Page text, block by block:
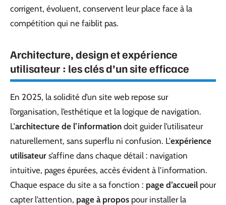
corrigent, évoluent, conservent leur place face à la
compétition qui ne faiblit pas.
Architecture, design et expérience
utilisateur : les clés d’un site efficace
En 2025, la solidité d’un site web repose sur
l’organisation, l’esthétique et la logique de navigation.
L’architecture de l’information doit guider l’utilisateur
naturellement, sans superflu ni confusion. L’expérience
utilisateur s’affine dans chaque détail : navigation
intuitive, pages épurées, accès évident à l’information.
Chaque espace du site a sa fonction : page d’accueil pour
capter l’attention, page à propos pour installer la